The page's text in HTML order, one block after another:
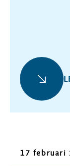
Nieuws
17 februari